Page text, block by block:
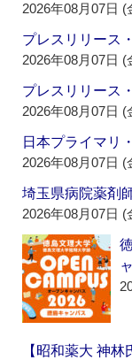
2026年08月07日 (
プレスリリース
2026年08月07日 (
プレスリリース
2026年08月07日 (
日本プライマ
2026年08月07日 (
埼玉県病院薬
2026年08月07日 (
【昭和薬大 神